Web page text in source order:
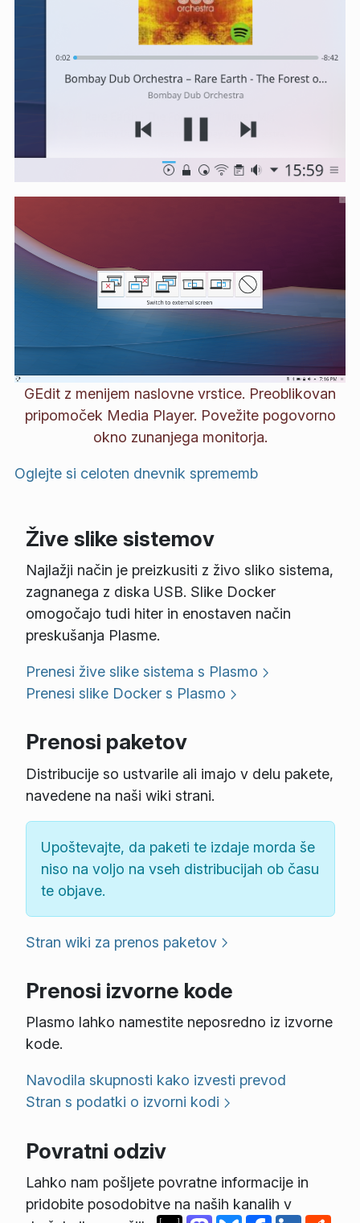
GEdit z menijem naslovne vrstice. Preoblikovan
pripomoček Media Player. Povežite pogovorno
okno zunanjega monitorja.
Oglejte si celoten dnevnik sprememb
Žive slike sistemov
Najlažji način je preizkusiti z živo sliko sistema,
zagnanega z diska USB. Slike Docker
omogočajo tudi hiter in enostaven način
preskušanja Plasme.
Prenesi žive slike sistema s Plasmo
Prenesi slike Docker s Plasmo
Prenosi paketov
Distribucije so ustvarile ali imajo v delu pakete,
navedene na naši wiki strani.
Upoštevajte, da paketi te izdaje morda še
niso na voljo na vseh distribucijah ob času
te objave.
Stran wiki za prenos paketov
Prenosi izvorne kode
Plasmo lahko namestite neposredno iz izvorne
kode.
Navodila skupnosti kako izvesti prevod
Stran s podatki o izvorni kodi
Povratni odziv
Lahko nam pošljete povratne informacije in
pridobite posodobitve na naših kanalih v